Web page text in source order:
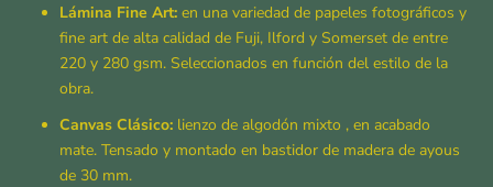
Lámina Fine Art: en una variedad de papeles fotográficos y
fine art de alta calidad de Fuji, Ilford y Somerset de entre
220 y 280 gsm. Seleccionados en función del estilo de la
obra.
Canvas Clásico: lienzo de algodón mixto , en acabado
mate. Tensado y montado en bastidor de madera de ayous
de 30 mm.